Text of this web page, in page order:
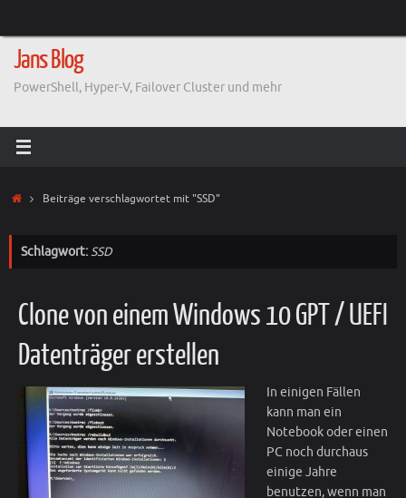
springen
Jans Blog
PowerShell, Hyper-V, Failover Cluster und mehr
StartBeiträge verschlagwortet mit "SSD"
Schlagwort:SSD
Clone von einem Windows 10 GPT / UEFI
Datenträger erstellen
In einigen Fällen
kann man ein
Notebook oder einen
PC noch durchaus
einige Jahre
benutzen, wenn man